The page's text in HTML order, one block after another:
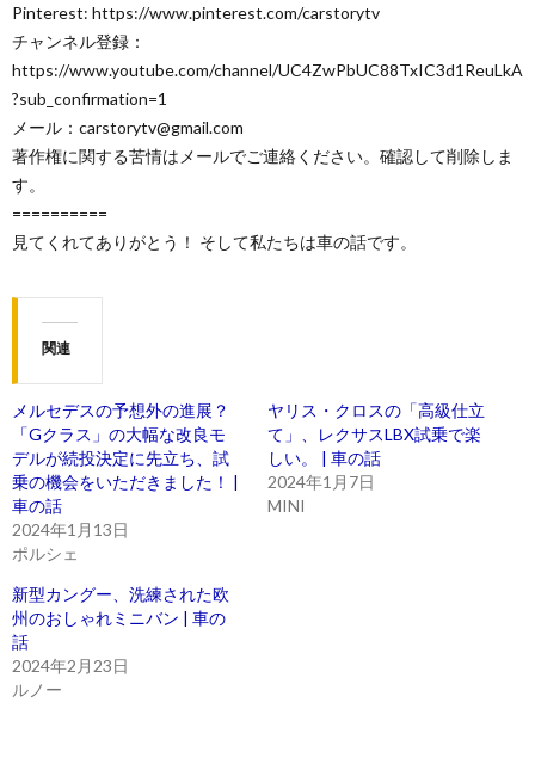
Pinterest: https://www.pinterest.com/carstorytv
チャンネル登録：
https://www.youtube.com/channel/UC4ZwPbUC88TxIC3d1ReuLkA
?sub_confirmation=1
メール：carstorytv@gmail.com
著作権に関する苦情はメールでご連絡ください。確認して削除しま
す。
==========
見てくれてありがとう！ そして私たちは車の話です。
関連
メルセデスの予想外の進展？
「Gクラス」の大幅な改良モ
デルが続投決定に先立ち、試
乗の機会をいただきました！ |
車の話
2024年1月13日
ポルシェ
ヤリス・クロスの「高級仕立
て」、レクサスLBX試乗で楽
しい。 | 車の話
2024年1月7日
MINI
新型カングー、洗練された欧
州のおしゃれミニバン | 車の
話
2024年2月23日
ルノー